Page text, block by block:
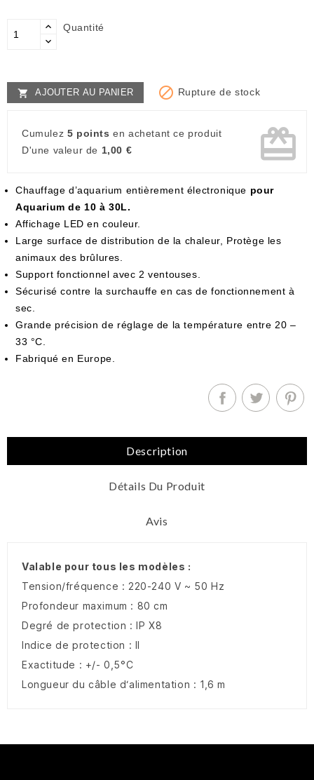
Quantité
 AJOUTER AU PANIER  Rupture de stock
Cumulez 5 points en achetant ce produit
D'une valeur de 1,00 € card_giftcard
Chauffage d’aquarium entièrement électronique pour
Aquarium de 10 à 30L.
Affichage LED en couleur.
Large surface de distribution de la chaleur, Protège les
animaux des brûlures.
Support fonctionnel avec 2 ventouses.
Sécurisé contre la surchauffe en cas de fonctionnement à
sec.
Grande précision de réglage de la température entre 20 –
33 °C.
Fabriqué en Europe.
Description
Détails Du Produit
Avis
Valable pour tous les modèles :
Tension/fréquence : 220-240 V ~ 50 Hz
Profondeur maximum : 80 cm
Degré de protection : IP X8
Indice de protection : II
Exactitude : +/- 0,5°C
Longueur du câble d‘alimentation : 1,6 m